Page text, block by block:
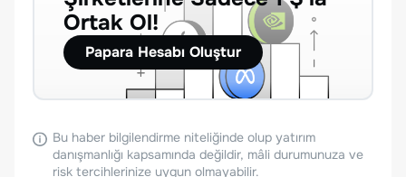
Ortak Ol!
Papara Hesabı Oluştur
Bu haber bilgilendirme niteliğinde olup yatırım
danışmanlığı kapsamında değildir, mâli durumunuza ve
risk tercihlerinize uygun olmayabilir.